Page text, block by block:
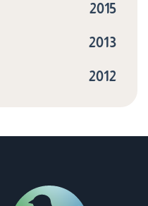
2015
2013
2012